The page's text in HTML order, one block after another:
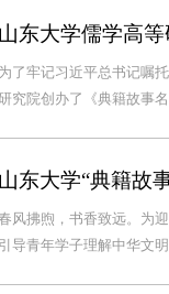
山东大学儒学高
为了牢记习近平总书记嘱
究院创办了《典籍故事
山东大学“典籍故
风拂煦，书香致远。为
引导青年学子理解中华文